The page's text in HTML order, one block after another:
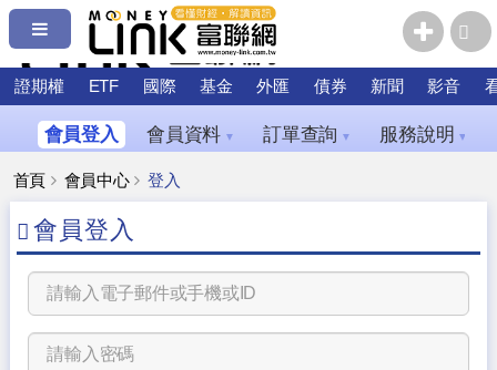
證期權 ETF 國際 基金 外匯 債券 新聞 影音
會員登入 會員資料 ▼ 訂單查詢 ▼ 服務說明 ▼
首頁 會員中心 登入
會員登入